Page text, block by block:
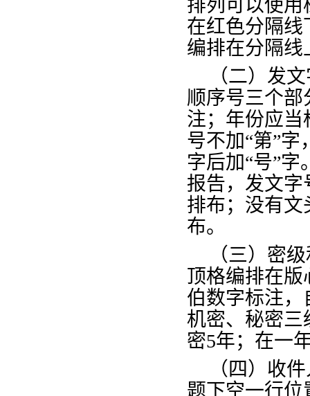
排列可以使
在红色分隔
编排在分隔线
（二）发
顺序号三个
注；年份应当
号不加“第”
字后加“号”
报告，发文
排布；没有
布。
（三）密
顶格编排在
伯数字标注
机密、秘密
密5年；在一
（四）收
题下空一行